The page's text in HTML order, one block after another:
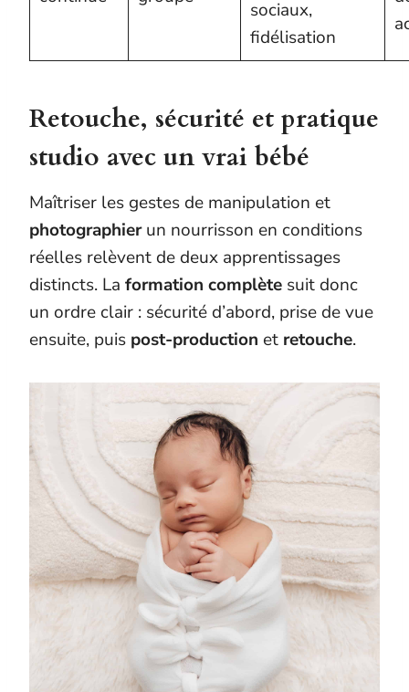
sociaux,
fidélisation
Retouche, sécurité et pratique
studio avec un vrai bébé
Maîtriser les gestes de manipulation et
photographierun nourrisson en conditions
réelles relèvent de deux apprentissages
distincts. La formation complète suit donc
un ordre clair : sécurité d’abord, prise de vue
ensuite, puis post-production et retouche.